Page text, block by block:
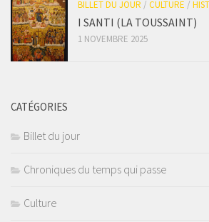
BILLET DU JOUR / CULTURE /
I SANTI (LA TOUSSAINT)
1 NOVEMBRE 2025
CATÉGORIES
Billet du jour
Chroniques du temps qui passe
Culture